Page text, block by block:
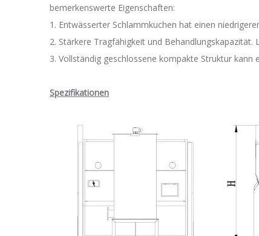
bemerkenswerte Eigenschaften:
1. Entwässerter Schlammkuchen hat einen
2. Stärkere Tragfähigkeit und Behandlungskapazität.
3. Vollständig geschlossene kompakte Struktur kann
Spezifikationen